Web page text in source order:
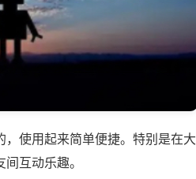
使用起来简单便捷。特别是在大
互动乐趣。